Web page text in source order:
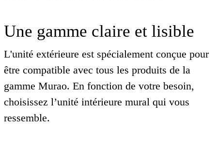
Une gamme claire et lisible
L'unité extérieure est spécialement conçue pour
être compatible avec tous les produits de la
gamme Murao. En fonction de votre besoin,
choisissez l’unité intérieure mural qui vous
ressemble.